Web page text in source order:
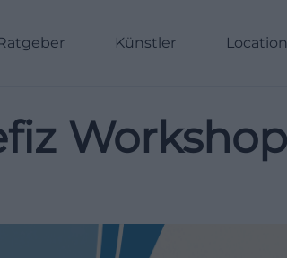
Künstler